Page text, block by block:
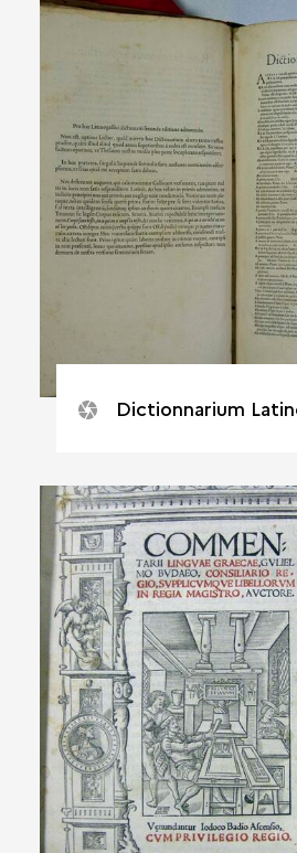
Dictionnarium